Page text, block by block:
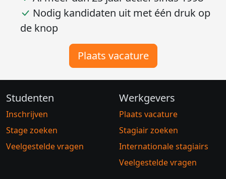
Nodig kandidaten uit met één druk op
de knop
Plaats vacature
Studenten
Inschrijven
Stage zoeken
Veelgestelde vragen
Werkgevers
Plaats vacature
Stagiair zoeken
Internationale stagiairs
Veelgestelde vragen